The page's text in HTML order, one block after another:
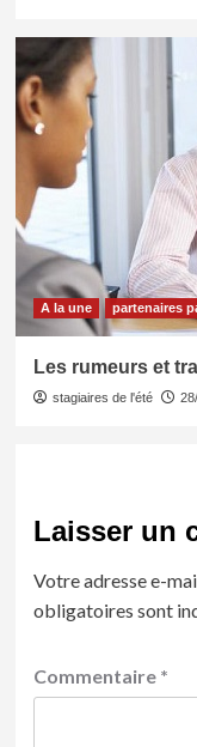
A la une partenaires
Les rumeurs et
stagiaires de l'été
Laisser un
Votre adresse e-
obligatoires sont
Commentaire *